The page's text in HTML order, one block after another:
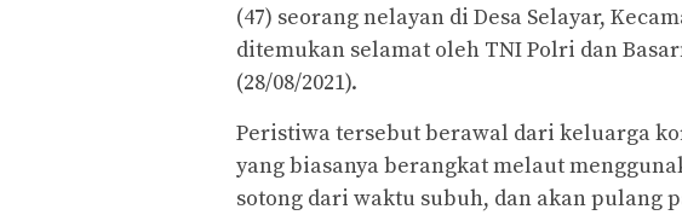
(47) seorang nelayan di Desa Selayar,
ditemukan selamat oleh TNI Polri dan
(28/08/2021).
Peristiwa tersebut berawal dari keluarga
yang biasanya berangkat melaut
sotong dari waktu subuh, dan akan pulang